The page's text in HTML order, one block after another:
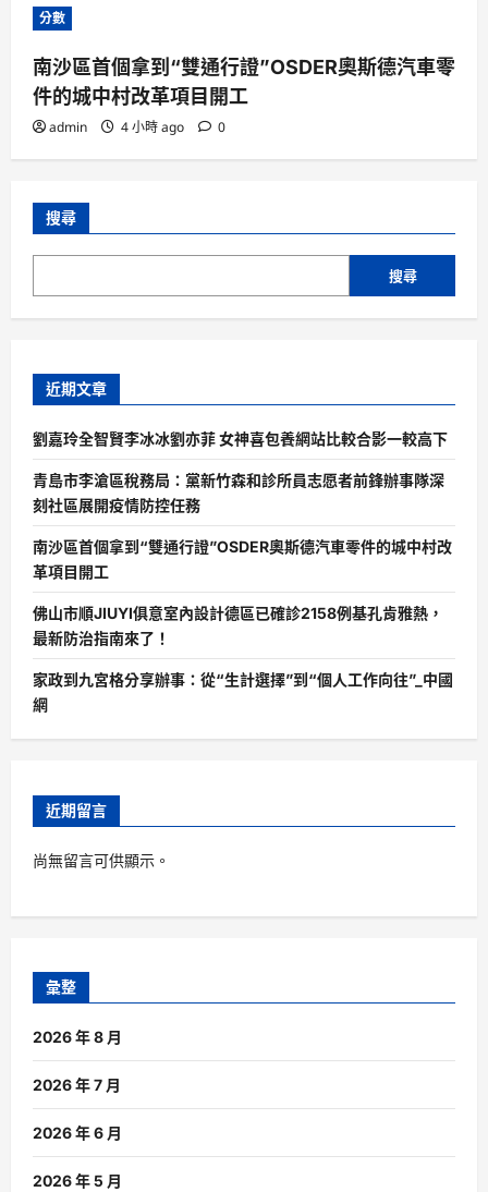
分數
南沙區首個拿到“雙通行證”OSDER奧斯德汽車零
件的城中村改革項目開工
admin 4 小時 ago 0
搜尋
搜尋
近期文章
劉嘉玲全智賢李冰冰劉亦菲 女神喜包養網站比較合影一較高下
青島市李滄區稅務局：黨新竹森和診所員志愿者前鋒辦事隊深
刻社區展開疫情防控任務
南沙區首個拿到“雙通行證”OSDER奧斯德汽車零件的城中村改
革項目開工
佛山市順JIUYI俱意室內設計德區已確診2158例基孔肯雅熱，
最新防治指南來了！
家政到九宮格分享辦事：從“生計選擇”到“個人工作向往”_中國
網
近期留言
尚無留言可供顯示。
彙整
2026 年 8 月
2026 年 7 月
2026 年 6 月
2026 年 5 月